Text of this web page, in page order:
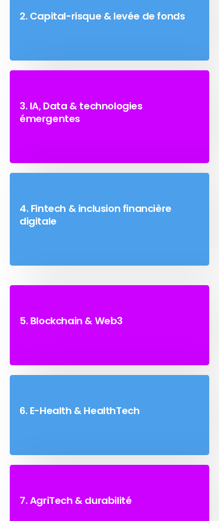
2. Capital-risque & levée de fonds
3. IA, Data & technologies
émergentes
4. Fintech & inclusion financière
digitale
5. Blockchain & Web3
6. E-Health & HealthTech
7. AgriTech & durabilité